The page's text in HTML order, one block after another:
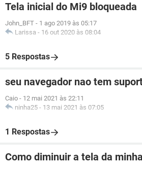
Tela inicial do Mi9 bloqueada
John_BFT - 1 ago 2019 às 05:17
Larissa - 16 out 2020 às 08:04
5 Respostas
seu navegador nao tem
Caio - 12 mai 2021 às 22:11
ninha25 - 13 mai 2021 às 07:05
1 Respostas
Como diminuir a tela da